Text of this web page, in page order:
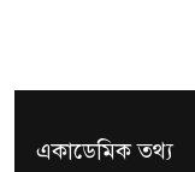
একাডেমিক তথ্য